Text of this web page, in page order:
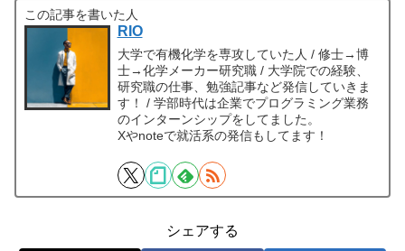
この記事を書いた人
RIO
大学で有機化学を専攻していた人 / 修士→博
士→化学メーカー研究職 / 大学院での経験、
研究職の仕事、勉強記事など発信していきま
す！ / 学部時代は企業でプログラミング業務
のインターンシップをしてました。
Xやnoteで就活系の発信もしてます！
シェアする